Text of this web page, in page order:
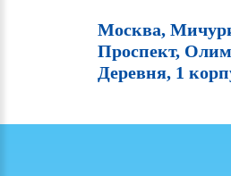
Москва,
Проспект,
Деревня, 1